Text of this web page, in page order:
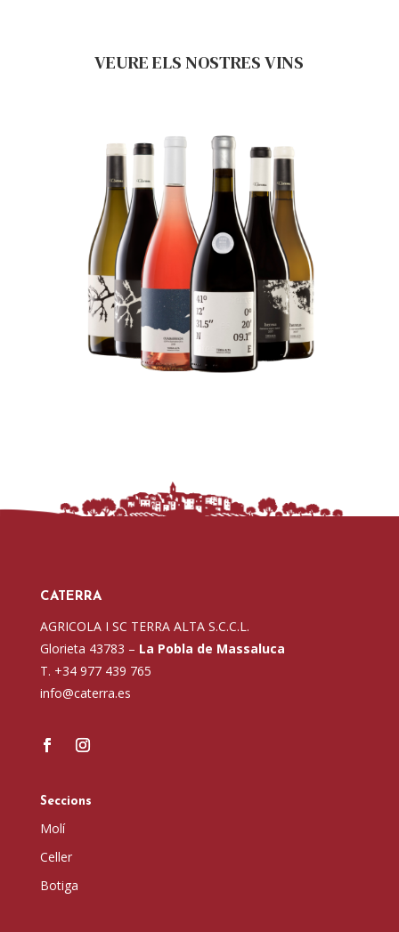
VEURE ELS NOSTRES VINS
CATERRA
AGRICOLA I SC TERRA ALTA S.C.C.L.
Glorieta 43783 – La Pobla de Massaluca
T. +34 977 439 765
info@caterra.es
Seccions
Molí
Celler
Botiga